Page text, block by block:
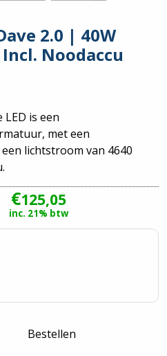
2.0 | 40W
Noodaccu
is een
met een
lichtstroom van 4640
€125,05
inc. 21% btw
Bestellen